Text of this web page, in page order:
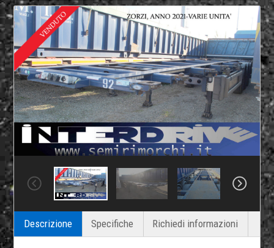
Descrizione Specifiche Richiedi informazioni